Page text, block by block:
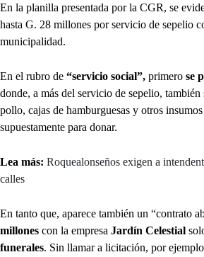
En la planilla presentada por la CGR, se
hasta G. 28 millones por servicio de sepelio
municipalidad.
En el rubro de “servicio social”, primero se
donde, a más del servicio de sepelio, también
pollo, cajas de hamburguesas y otros
supuestamente para donar.
Lea más: Roquealonseños exigen a
calles
En tanto que, aparece también un “contrato
millones con la empresa Jardín Celestial
funerales. Sin llamar a licitación, por